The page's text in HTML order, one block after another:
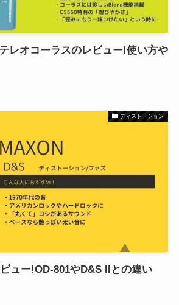
レオコーラスのレビュー!使い方や
ディストーション
ュー!OD-801やD&S IIとの違い